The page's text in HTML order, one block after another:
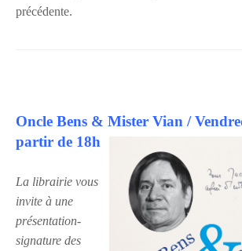
précédente.
Oncle Bens & Mister Vian /
partir de 18h
La librairie vous
invite à une
présentation-
signature des